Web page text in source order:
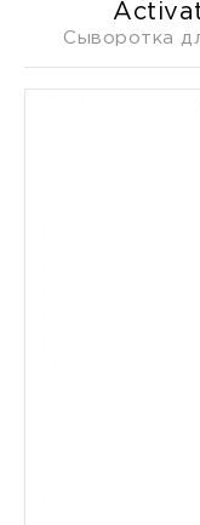
Сыворотка